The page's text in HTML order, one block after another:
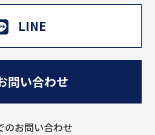
LINE
問い合わせ
のお問い合わせ